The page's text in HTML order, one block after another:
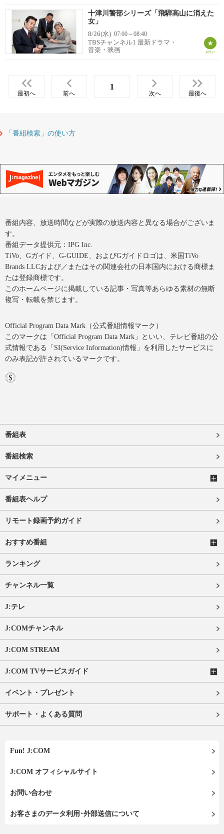
十津川警部シリーズ「飛騨高山に消えた
女」
8/26(水) 07:00～08:40
TBSチャンネル1 最新ドラマ・
音楽・映画
最初へ 前へ
1
次へ 最後へ
「番組検索」の使い方
番組内容、放送時間などが実際の放送内容と異なる場合がございま
す。
番組データ提供元：IPG Inc.
TiVo、Gガイド、G-GUIDE、およびGガイドロゴは、米国TiVo
Brands LLCおよび／またはその関連会社の日本国内における商標ま
たは登録商標です。
このホームページに掲載している記事・写真等あらゆる素材の無断
複写・転載を禁じます。
Official Program Data Mark（公式番組情報マーク）
このマークは「Official Program Data Mark」といい、テレビ番組の公
式情報である「SI(Service Information)情報」を利用したサービスに
のみ表記が許されているマークです。
番組表
番組検索
マイメニュー
番組表ヘルプ
リモート録画予約ガイド
おすすめ番組
ランキング
チャンネル一覧
J:テレ
J:COMチャンネル
J:COM STREAM
J:COM TVサービスガイド
イベント・プレゼント
サポート・よくある質問
Fun! J:COM
J:COM オフィシャルサイト
お問い合わせ
お客さまのデータ利用･外部送信について